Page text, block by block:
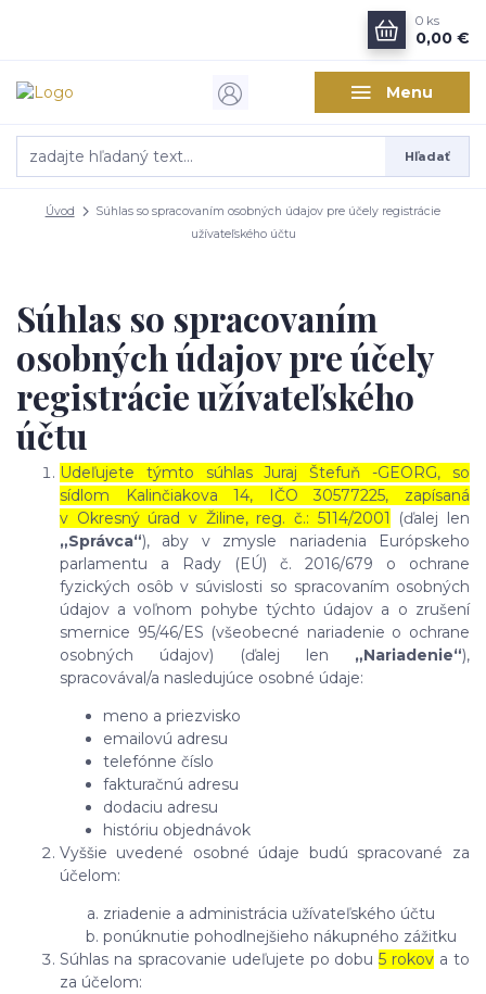
Menu
Hľadať
0 ks
0,00 €
Úvod
Súhlas so spracovaním osobných údajov pre účely registrácie
užívateľského účtu
Súhlas so spracovaním
osobných údajov pre účely
registrácie užívateľského
účtu
Udeľujete týmto súhlas Juraj Štefuň -GEORG, so
sídlom Kalinčiakova 14, IČO 30577225, zapísaná
v Okresný úrad v Žiline, reg. č.: 5114/2001 (ďalej len
„Správca“), aby v zmysle nariadenia Európskeho
parlamentu a Rady (EÚ) č. 2016/679 o ochrane
fyzických osôb v súvislosti so spracovaním osobných
údajov a voľnom pohybe týchto údajov a o zrušení
smernice 95/46/ES (všeobecné nariadenie o ochrane
osobných údajov) (ďalej len „Nariadenie“),
spracovával/a nasledujúce osobné údaje:
meno a priezvisko
emailovú adresu
telefónne číslo
fakturačnú adresu
dodaciu adresu
históriu objednávok
Vyššie uvedené osobné údaje budú spracované za
účelom:
zriadenie a administrácia užívateľského účtu
ponúknutie pohodlnejšieho nákupného zážitku
Súhlas na spracovanie udeľujete po dobu5 rokov a to
za účelom: